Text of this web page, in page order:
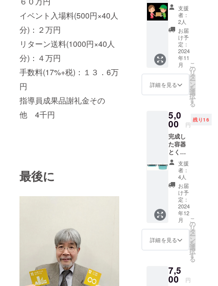
イベント入場料(500円×40人
分)：２万円
リターン送料(1000円×40人
分)：４万円
手数料(17%+税)：１３．6万
円
指導員成果品謝礼金その
他 4千円
最後に
す。
注）入
場引換
券はロ
ハス
フェス
タ万博
2024秋
でのみ
ご利用
いただ
だ発表
されて
おら
ず、１
０月下
旬～１
１月中
旬にか
けての
週末の
みの開
催予定
昨年
2023年
秋は
10/27～
29、
12の
金・
届けし
ます。
ご家
族・ご
友人で
まとめ
てご支
援いた
だけま
す。 ご
希望の
場所へ
発送さ
ただき
ます。
ご来
館・手
渡しも
可能で
す。
支援
者：
2人
お届
け予
定：
2024
年11
月
詳細を見る
こ
の
リ
タ
ー
ン
を
選
択
す
る
5,0
00 円
残り16
完成し
た容器
とくる
くる
グッズ
をお届
け 工房
指導員
が作っ
たオン
リーワ
ン商品
と共
に！ (く
るくる
グッズ
届くか
お楽し
支援
者：
4人
お届
け予
定：
2024
年12
月
詳細を見る
こ
の
リ
タ
ー
ン
を
選
択
す
る
7,5
00 円